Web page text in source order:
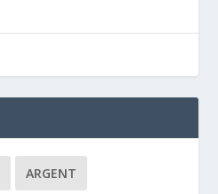
ARGENT